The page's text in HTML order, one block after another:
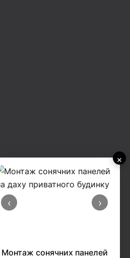
×
‹ ›
Монтаж сонячних панелей